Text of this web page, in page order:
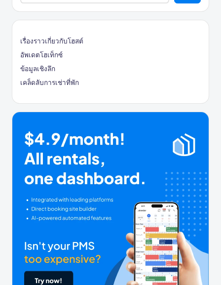
เรื่องราวเกี่ยวกับโฮสต์
อัพเดตโฮเท็กซ์
ข้อมูลเชิงลึก
เคล็ดลับการเช่าที่พัก